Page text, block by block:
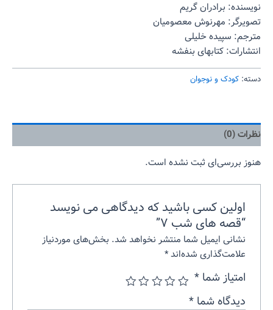
نویسنده: برادران گریم
تصویرگر: مهرنوش معصومیان
مترجم: سپیده خلیلی
انتشارات: کتابهای بنفشه
دسته: کودک و نوجوان
نظرات (0)
هنوز بررسی‌ای ثبت نشده است.
اولین کسی باشید که دیدگاهی می نویسد
“قصه های شب ۷”
نشانی ایمیل شما منتشر نخواهد شد. بخش‌های موردنیاز
علامت‌گذاری شده‌اند*
امتیاز شما*
دیدگاه شما*